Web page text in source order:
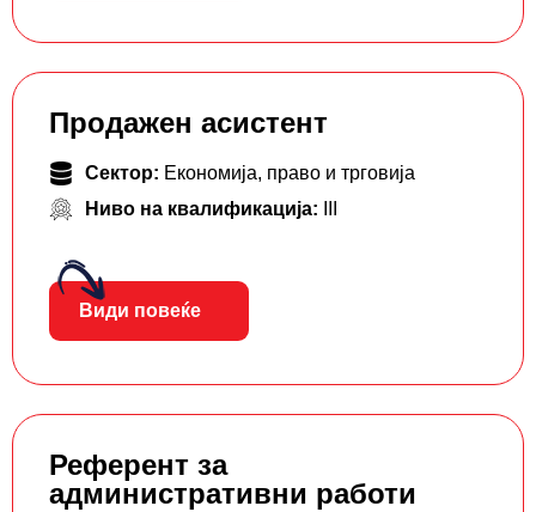
Продажен асистент
Сектор: Економија, право и трговија
Ниво на квалификација:
Види повеќе
Референт за
административни работи